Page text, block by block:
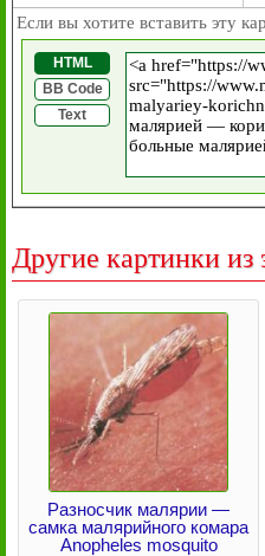
Если вы хотите вставить эту
HTML
BB Code
Text
Другие картинки из
Разносчик малярии —
самка малярийного комара
Anopheles mosquito